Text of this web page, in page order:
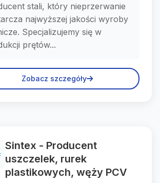
stali, który nieprzerwanie
najwyższej jakości wyroby
Specjalizujemy się w
prętów...
Zobacz szczegóły
Sintex - Producent
uszczelek, rurek
plastikowych, węży PCV